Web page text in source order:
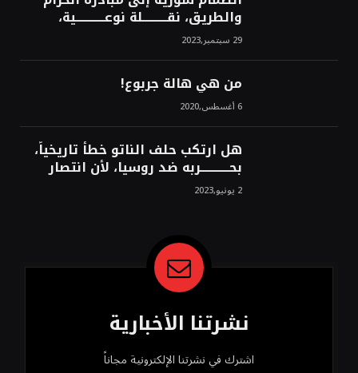
والطريق، نقــــــــــلة نوعــــــــــــية،
استراتيجية، تاريخية، نهائية، نحو
الشرق!محمد محسن29 سبتمبر,2023
من هي هالة جربوع!
6 أغسطس,2020
هل ارتكب حلف الناتو خطأً تاريخياً،
بحــــــــــــربه ضد روسيا، لأن انتصار
روسيا الحتمي، سيفتت الناتو!محمد
محسن 2 يونيو,2023
نشرتنا الأخبارية
اشترك في نشرتنا الإلكترونية مجاناً